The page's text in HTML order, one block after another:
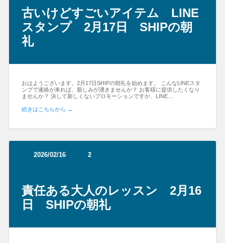
古いけどすごいアイテム LINE
スタンプ 2月17日 SHIPの朝
礼
おはようございます。2月17日SHIPの朝礼を始めます。 こんなLINEスタ
ンプで連絡が来れば、親しみが湧きませんか？ お客様に提供したくなり
ませんか？ 決して新しくないプロモーションですが、LINE…
続きはこちらから →
2026/02/16 2
責任ある大人のレッスン 2月16
日 SHIPの朝礼